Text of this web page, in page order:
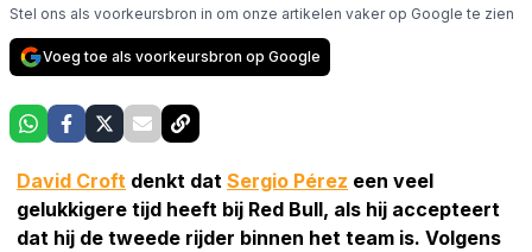
Stel ons als voorkeursbron in om onze artikelen vaker op Google te zien
Voeg toe als voorkeursbron op Google
David Croft denkt dat Sergio Pérez een veel
gelukkigere tijd heeft bij Red Bull, als hij accepteert
dat hij de tweede rijder binnen het team is. Volgens